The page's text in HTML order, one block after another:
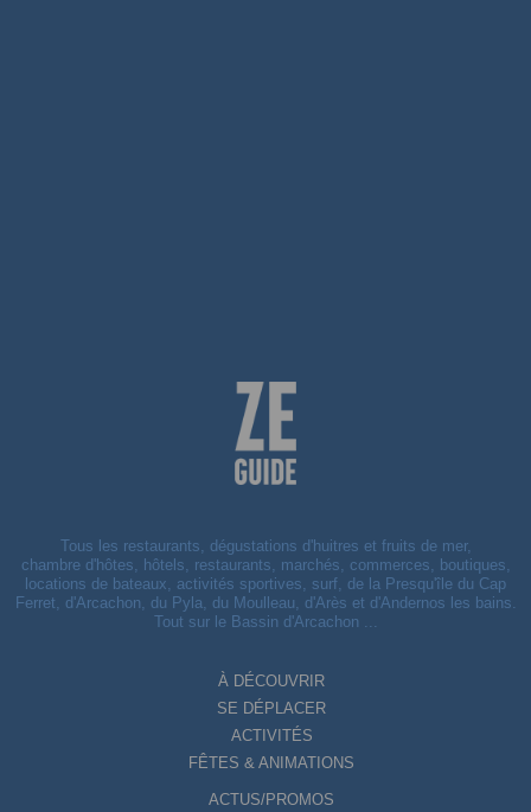
Tous les restaurants, dégustations d'huitres et fruits de mer,
chambre d'hôtes, hôtels, restaurants, marchés, commerces, boutiques,
locations de bateaux, activités sportives, surf, de la Presqu'île du Cap
Ferret, d'Arcachon, du Pyla, du Moulleau, d'Arès et d'Andernos les bains.
Tout sur le Bassin d'Arcachon ...
À DÉCOUVRIR
SE DÉPLACER
ACTIVITÉS
FÊTES & ANIMATIONS
ACTUS/PROMOS